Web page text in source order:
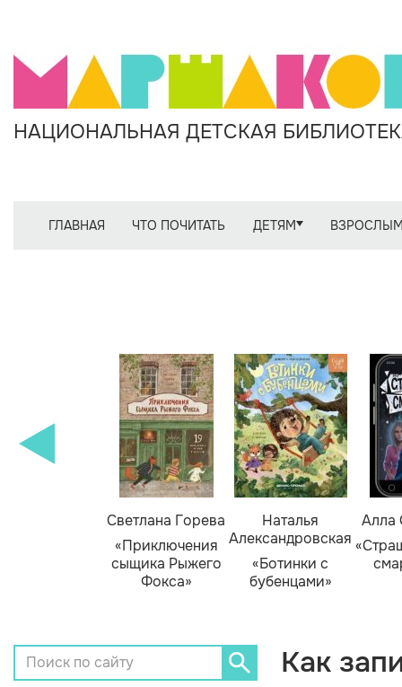
НАЦИОНАЛЬНАЯ ДЕТСКАЯ
ГЛАВНАЯ ЧТО ПОЧИТАТЬ ДЕТЯМ
Светлана Горева
«Приключения
сыщика Рыжего
Фокса»
Наталья
Александровская
«Ботинки с
бубенцами»
Алла
Как